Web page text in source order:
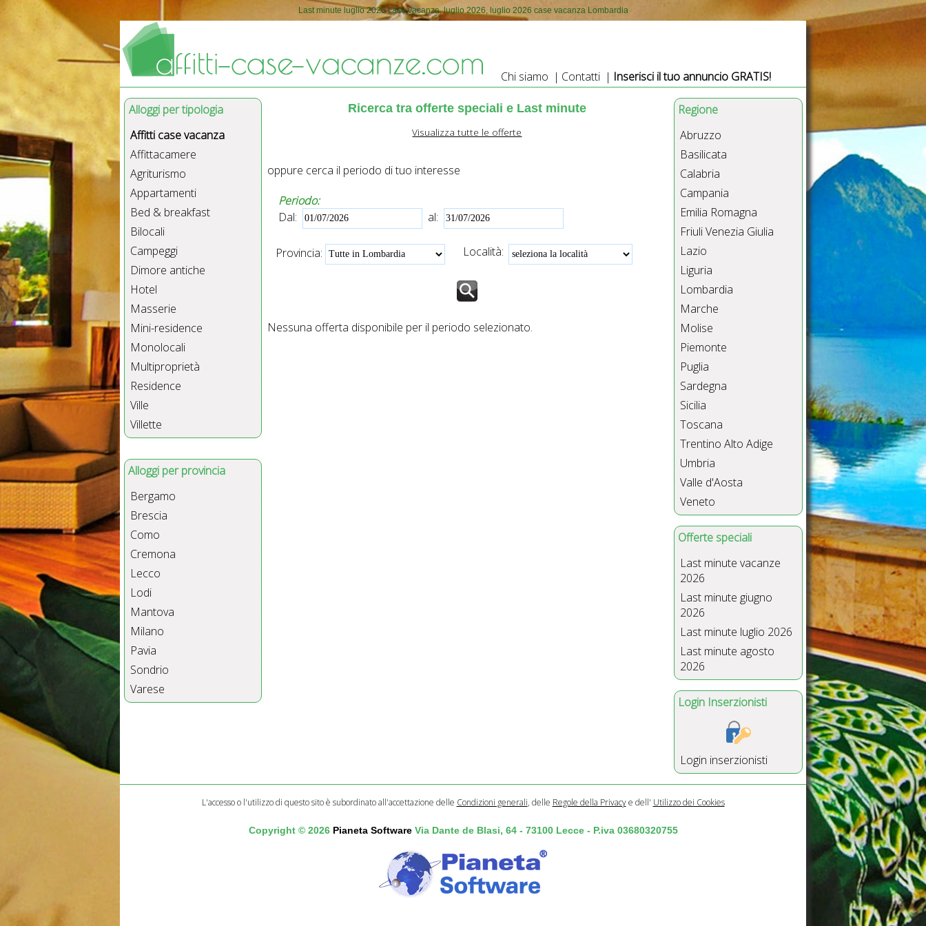
Last minute luglio 2026 case vacanza, luglio 2026, luglio 2026 case vacanza Lombardia
Chi siamo | Contatti | Inserisci il tuo annuncio GRATIS!
Alloggi per tipologia
Affitti case vacanza
Affittacamere
Agriturismo
Appartamenti
Bed & breakfast
Bilocali
Campeggi
Dimore antiche
Hotel
Masserie
Mini-residence
Monolocali
Multiproprietà
Residence
Ville
Villette
Alloggi per provincia
Bergamo
Brescia
Como
Cremona
Lecco
Lodi
Mantova
Milano
Pavia
Sondrio
Varese
Ricerca tra offerte speciali e Last minute
Visualizza tutte le offerte
oppure cerca il periodo di tuo interesse
Periodo:
Dal:
al:
Provincia: Località:
Nessuna offerta disponibile per il periodo selezionato.
Regione
Abruzzo
Basilicata
Calabria
Campania
Emilia Romagna
Friuli Venezia Giulia
Lazio
Liguria
Lombardia
Marche
Molise
Piemonte
Puglia
Sardegna
Sicilia
Toscana
Trentino Alto Adige
Umbria
Valle d'Aosta
Veneto
Offerte speciali
Last minute vacanze
2026
Last minute giugno
2026
Last minute luglio 2026
Last minute agosto
2026
Login Inserzionisti
Login inserzionisti
L'accesso o l'utilizzo di questo sito è subordinato all'accettazione delle Condizioni generali, delle Regole della Privacye dell' Utilizzo dei Cookies
Copyright © 2026 Pianeta SoftwareVia Dante de Blasi, 64 - 73100 Lecce - P.iva 03680320755